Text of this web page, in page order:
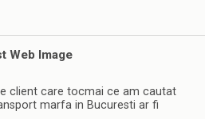
Web Image
client care tocmai ce am cautat
marfa in Bucuresti ar fi